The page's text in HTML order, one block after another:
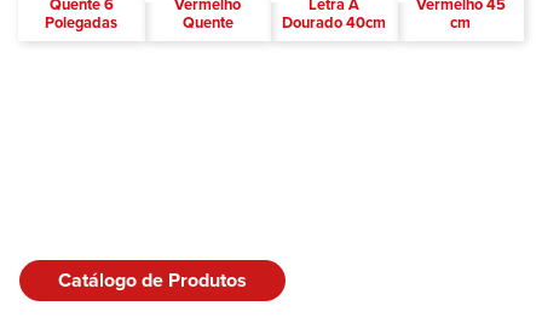
Polegadas Quente Dourado 40cm cm
Catálogo de Produtos